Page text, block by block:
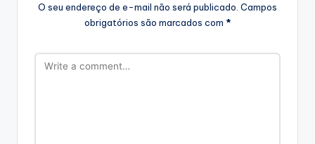
O seu endereço de e-mail não será publicado. Campos
obrigatórios são marcados com *